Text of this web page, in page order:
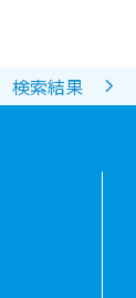
検索結果